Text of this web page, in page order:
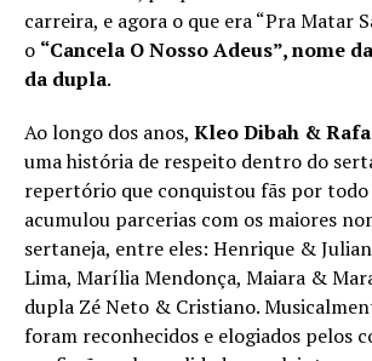
carreira, e agora o que era “Pra Matar
o “Cancela O Nosso Adeus”, nome
da dupla.
Ao longo dos anos, Kleo Dibah &
uma história de respeito dentro do
repertório que conquistou fãs por todo
acumulou parcerias com os maiores
sertaneja, entre eles: Henrique &
Lima, Marília Mendonça, Maiara &
dupla Zé Neto & Cristiano.
foram reconhecidos e elogiados pelos